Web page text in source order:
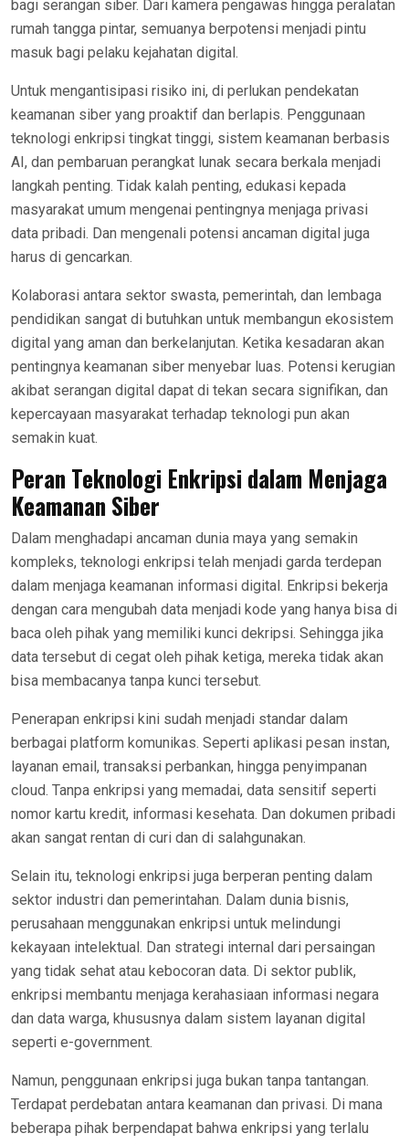
bagi serangan siber. Dari kamera pengawas hingga peralatan
rumah tangga pintar, semuanya berpotensi menjadi pintu
masuk bagi pelaku kejahatan digital.
Untuk mengantisipasi risiko ini, di perlukan pendekatan
keamanan siber yang proaktif dan berlapis. Penggunaan
teknologi enkripsi tingkat tinggi, sistem keamanan berbasis
AI, dan pembaruan perangkat lunak secara berkala menjadi
langkah penting. Tidak kalah penting, edukasi kepada
masyarakat umum mengenai pentingnya menjaga privasi
data pribadi. Dan mengenali potensi ancaman digital juga
harus di gencarkan.
Kolaborasi antara sektor swasta, pemerintah, dan lembaga
pendidikan sangat di butuhkan untuk membangun ekosistem
digital yang aman dan berkelanjutan. Ketika kesadaran akan
pentingnya keamanan siber menyebar luas. Potensi kerugian
akibat serangan digital dapat di tekan secara signifikan, dan
kepercayaan masyarakat terhadap teknologi pun akan
semakin kuat.
Peran Teknologi Enkripsi dalam Menjaga
Keamanan Siber
Dalam menghadapi ancaman dunia maya yang semakin
kompleks, teknologi enkripsi telah menjadi garda terdepan
dalam menjaga keamanan informasi digital. Enkripsi bekerja
dengan cara mengubah data menjadi kode yang hanya bisa di
baca oleh pihak yang memiliki kunci dekripsi. Sehingga jika
data tersebut di cegat oleh pihak ketiga, mereka tidak akan
bisa membacanya tanpa kunci tersebut.
Penerapan enkripsi kini sudah menjadi standar dalam
berbagai platform komunikas. Seperti aplikasi pesan instan,
layanan email, transaksi perbankan, hingga penyimpanan
cloud. Tanpa enkripsi yang memadai, data sensitif seperti
nomor kartu kredit, informasi kesehata. Dan dokumen pribadi
akan sangat rentan di curi dan di salahgunakan.
Selain itu, teknologi enkripsi juga berperan penting dalam
sektor industri dan pemerintahan. Dalam dunia bisnis,
perusahaan menggunakan enkripsi untuk melindungi
kekayaan intelektual. Dan strategi internal dari persaingan
yang tidak sehat atau kebocoran data. Di sektor publik,
enkripsi membantu menjaga kerahasiaan informasi negara
dan data warga, khususnya dalam sistem layanan digital
seperti e-government.
Namun, penggunaan enkripsi juga bukan tanpa tantangan.
Terdapat perdebatan antara keamanan dan privasi. Di mana
beberapa pihak berpendapat bahwa enkripsi yang terlalu